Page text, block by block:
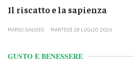
Il riscatto e la sapienza
MARIO GAUDIO MARTEDÌ 28 LUGLIO 2026
GUSTO E BENESSERE